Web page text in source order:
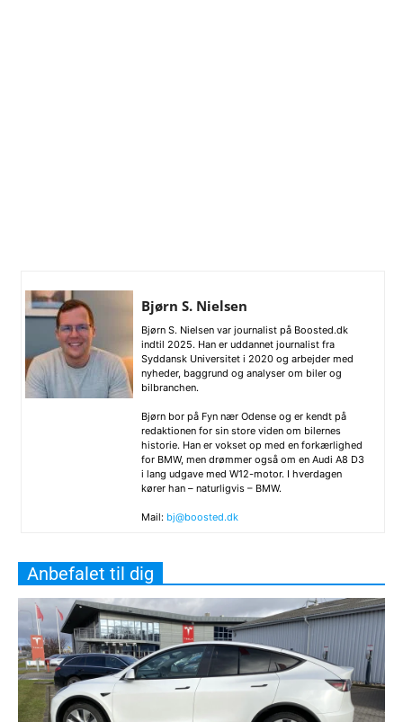
Bjørn S. Nielsen
Bjørn S. Nielsen var journalist på Boosted.dk
indtil 2025. Han er uddannet journalist fra
Syddansk Universitet i 2020 og arbejder med
nyheder, baggrund og analyser om biler og
bilbranchen.
Bjørn bor på Fyn nær Odense og er kendt på
redaktionen for sin store viden om bilernes
historie. Han er vokset op med en forkærlighed
for BMW, men drømmer også om en Audi A8 D3
i lang udgave med W12-motor. I hverdagen
kører han – naturligvis – BMW.
Mail: bj@boosted.dk